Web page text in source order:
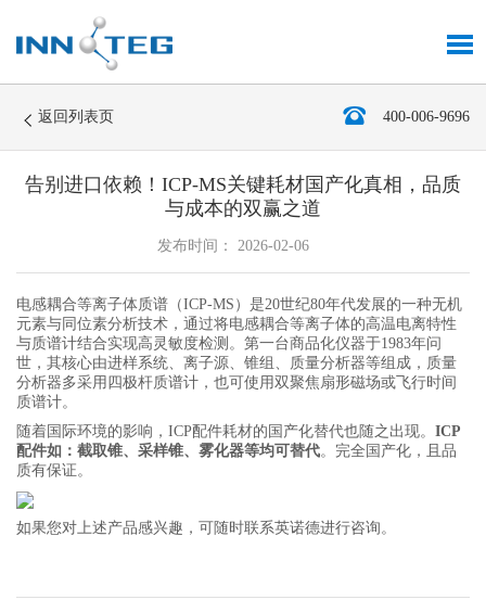
返回列表页 400-006-9696
告别进口依赖！ICP-MS关键耗材国产化真相，品质
与成本的双赢之道
发布时间： 2026-02-06
电感耦合等离子体质谱（ICP-MS）是20世纪80年代发展的一种无机
元素与同位素分析技术，通过将电感耦合等离子体的高温电离特性
与质谱计结合实现高灵敏度检测。第一台商品化仪器于1983年问
世，其核心由进样系统、离子源、锥组、质量分析器等组成，质量
分析器多采用四极杆质谱计，也可使用双聚焦扇形磁场或飞行时间
质谱计。
随着国际环境的影响，ICP配件耗材的国产化替代也随之出现。 ICP
配件如：截取锥、采样锥、雾化器等均可替代。完全国产化，且品
质有保证。
如果您对上述产品感兴趣，可随时联系英诺德进行咨询。